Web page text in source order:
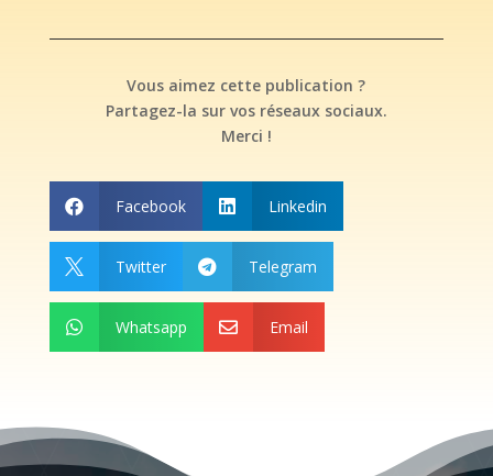
Vous aimez cette publication ?
Partagez-la sur vos réseaux sociaux.
Merci !
 Facebook  Linkedin
 Twitter  Telegram
 Whatsapp  Email